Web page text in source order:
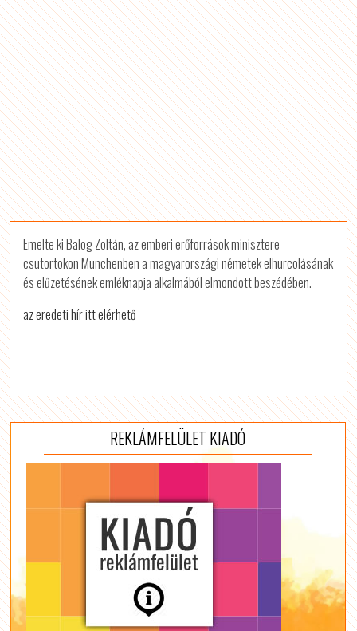
Emelte ki Balog Zoltán, az emberi erőforrások minisztere
csütörtökön Münchenben a magyarországi németek elhurcolásának
és elűzetésének emléknapja alkalmából elmondott beszédében.
az eredeti hír itt elérhető
REKLÁMFELÜLET KIADÓ